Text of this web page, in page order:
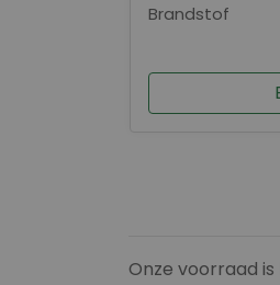
Brandstof
Onze voorraad